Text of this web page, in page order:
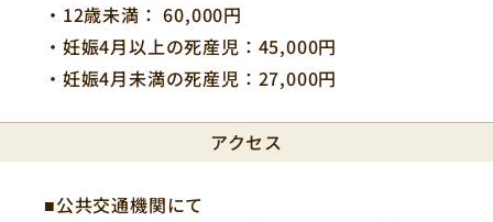
・12歳未満： 60,000円
・妊娠4月以上の死産児：45,000円
・妊娠4月未満の死産児：27,000円
アクセス
■公共交通機関にて